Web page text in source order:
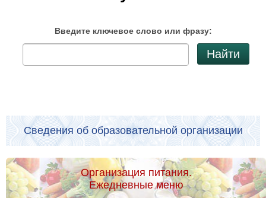
Введите ключевое слово или фразу:
Найти
Сведения об образовательной организации
Организация питания.
Ежедневные меню